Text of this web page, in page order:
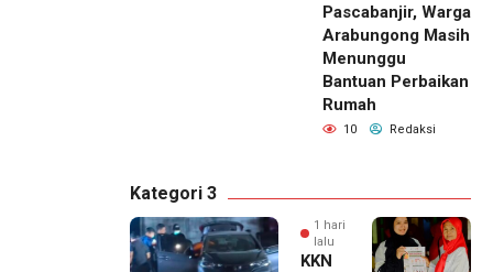
Pascabanjir, Warga
Arabungong Masih
Menunggu
Bantuan Perbaikan
Rumah
10 Redaksi
Kategori 3
1 hari
lalu
KKN